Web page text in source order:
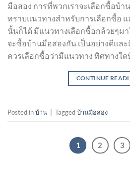
มือสอง การที่พวกเราจะเลือกซื้อบ้า
ทราบแนวทางสำหรับการเลือกซื้อ แ
นั้นก็ได้ มีแนวทางเลือกซื้อกล้วยๆม
จะซื้อบ้านมือสองกัน เป็นอย่างดีและ
ควรเลือกซื้อว่ามีแนวทาง ทิศทางใด
CONTINUE
Posted inบ้าน Taggedบ้านมือสอง
1 2 3